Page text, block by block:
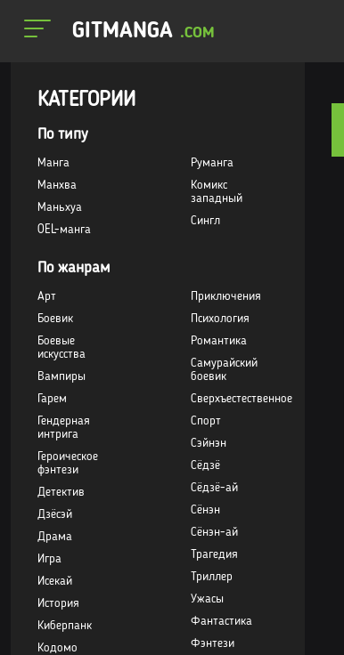
GITMANGA .COM
КАТЕГОРИИ
По типу
Манга
Манхва
Маньхуа
OEL-манга
Руманга
Комикс
западный
Сингл
По жанрам
Арт
Боевик
Боевые
искусства
Вампиры
Гарем
Гендерная
интрига
Героическое
фэнтези
Детектив
Дзёсэй
Драма
Игра
Исекай
История
Киберпанк
Кодомо
Приключения
Психология
Романтика
Самурайский
боевик
Сверхъестественное
Спорт
Сэйнэн
Сёдзё
Сёдзё-ай
Сёнэн
Сёнэн-ай
Трагедия
Триллер
Ужасы
Фантастика
Фэнтези